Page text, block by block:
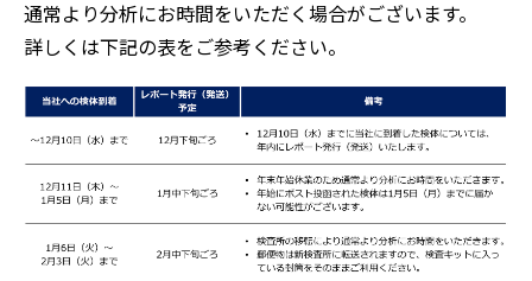
通常より分析にお時間をいただく場合がございます。
詳しくは下記の表をご参考ください。